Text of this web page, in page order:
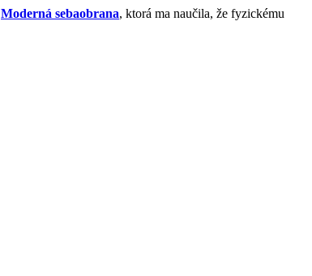
Moderná sebaobrana, ktorá ma naučila, že fyzickému